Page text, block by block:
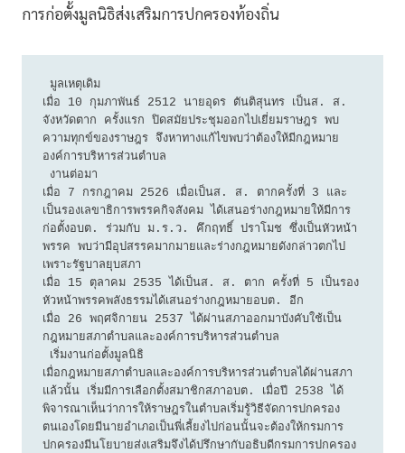
การก่อตั้งมูลนิธิส่งเสริมการปกครองท้องถิ่น
เมื่อ 10 กุมภาพันธ์ 2512 นายอุดร ตันติสุนทร เป็นส. ส.
จังหวัดตาก ครั้งแรก ปิดสมัยประชุมออกไปเยี่ยมราษฎร พบ
ความทุกข์ของราษฎร จึงหาทางแก้ไขพบว่าต้องให้มีกฎหมาย
องค์การบริหารส่วนตำบล
เมื่อ 7 กรกฎาคม 2526 เมื่อเป็นส. ส. ตากครั้งที่ 3 และ
เป็นรองเลขาธิการพรรคกิจสังคม ได้เสนอร่างกฎหมายให้มีการ
ก่อตั้งอบต. ร่วมกับ ม.ร.ว. คึกฤทธิ์ ปราโมช ซึ่งเป็นหัวหน้า
พรรค พบว่ามีอุปสรรคมากมายและร่างกฎหมายดังกล่าวตกไป
เพราะรัฐบาลยุบสภา
เมื่อ 15 ตุลาคม 2535 ได้เป็นส. ส. ตาก ครั้งที่ 5 เป็นรอง
หัวหน้าพรรคพลังธรรมได้เสนอร่างกฎหมายอบต. อีก
เมื่อ 26 พฤศจิกายน 2537 ได้ผ่านสภาออกมาบังคับใช้เป็น
กฎหมายสภาตำบลและองค์การบริหารส่วนตำบล
เมื่อกฎหมายสภาตำบลและองค์การบริหารส่วนตำบลได้ผ่านสภา
แล้วนั้น เริ่มมีการเลือกตั้งสมาชิกสภาอบต. เมื่อปี 2538 ได้
พิจารณาเห็นว่าการให้ราษฎรในตำบลเริ่มรู้วิธีจัดการปกครอง
ตนเองโดยมีนายอำเภอเป็นพี่เลี้ยงไปก่อนนั้นจะต้องให้กรมการ
ปกครองมีนโยบายส่งเสริมจึงได้ปรึกษากับอธิบดีกรมการปกครอง